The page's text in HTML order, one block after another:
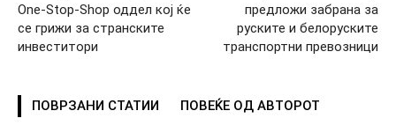
One-Stop-Shop оддел кој ќе
се грижи за странските
инвеститори
предложи забрана за
руските и белоруските
транспортни превозници
ПОВРЗАНИ СТАТИИ ПОВЕЌЕ ОД АВТОРОТ